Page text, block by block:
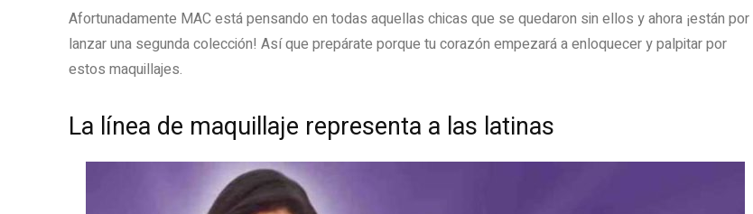
Afortunadamente MAC está pensando en todas aquellas chicas que se quedaron sin ellos y ahora ¡están por
lanzar una segunda colección! Así que prepárate porque tu corazón empezará a enloquecer y palpitar por
estos maquillajes.
La línea de maquillaje representa a las latinas